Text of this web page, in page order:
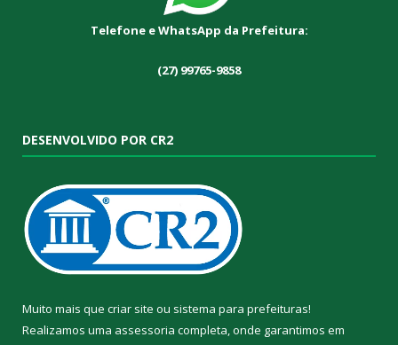
Telefone e WhatsApp da Prefeitura:
(27) 99765-9858
DESENVOLVIDO POR CR2
Muito mais que criar site ou sistema para prefeituras!
Realizamos uma assessoria completa, onde garantimos em